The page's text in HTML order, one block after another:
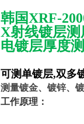
韩国XRF-
X射线镀层
电镀层厚度
可测单镀层,双多
测量镀金、镀锌、
工作原理：